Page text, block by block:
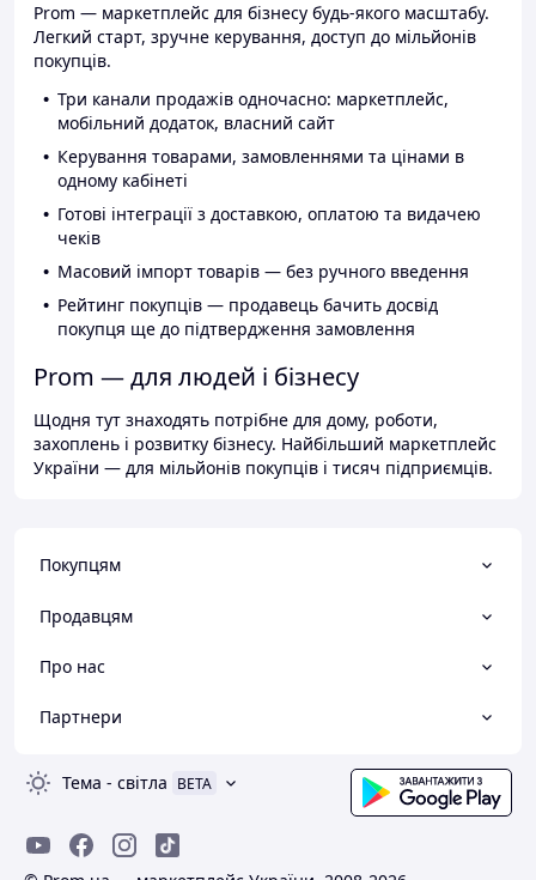
Prom — маркетплейс для бізнесу будь-якого масштабу.
Легкий старт, зручне керування, доступ до мільйонів
покупців.
Три канали продажів одночасно: маркетплейс,
мобільний додаток, власний сайт
Керування товарами, замовленнями та цінами в
одному кабінеті
Готові інтеграції з доставкою, оплатою та видачею
чеків
Масовий імпорт товарів — без ручного введення
Рейтинг покупців — продавець бачить досвід
покупця ще до підтвердження замовлення
Prom — для людей і бізнесу
Щодня тут знаходять потрібне для дому, роботи,
захоплень і розвитку бізнесу. Найбільший маркетплейс
України — для мільйонів покупців і тисяч підприємців.
Покупцям
Продавцям
Про нас
Партнери
Тема - світла BETA